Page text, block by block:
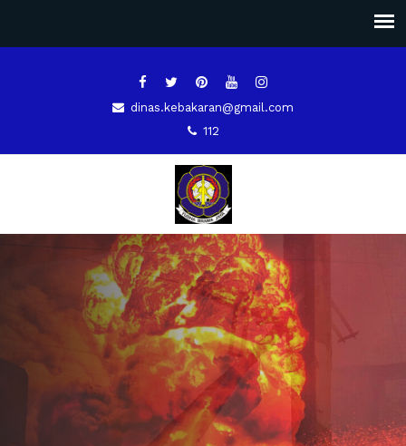
dinas.kebakaran@gmail.com
112
DINAS PEMADAM
KEBAKARAN DAN